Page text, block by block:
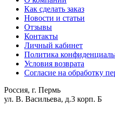
Как сделать заказ
Новости и статьи
Отзывы
Контакты
Личный кабинет
Политика
Условия возврата
Согласие на обработку
Россия, г. Пермь
ул. В. Васильева, д.3 корп. Б